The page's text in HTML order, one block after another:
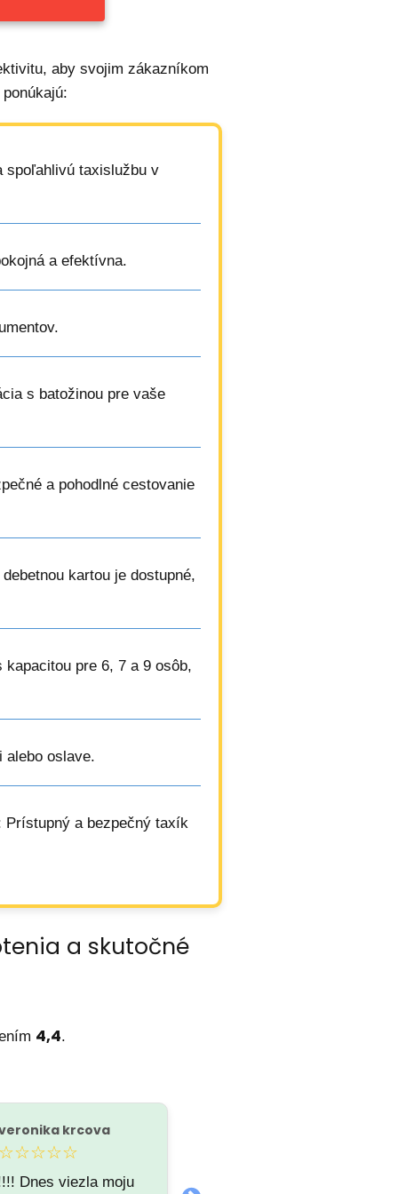
aby svojim zákazníkom
spoľahlivú taxislužbu v
a efektívna.
s batožinou pre vaše
a pohodlné cestovanie
kartou je dostupné,
kapacitou pre 6, 7 a 9 osôb,
alebo oslave.
Prístupný a bezpečný taxík
a skutočné
4,4.
krcova
☆☆☆☆☆
Dnes viezla moju